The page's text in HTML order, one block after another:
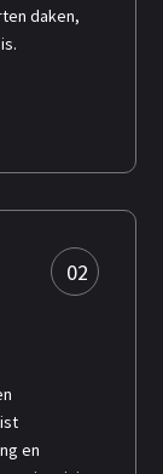
daken,
02
en